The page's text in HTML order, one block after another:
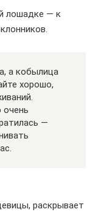
лошадке — к
а кобылица
хорошо,
очень
—
раскрывает